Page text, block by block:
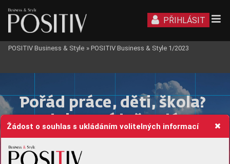
Žádost o souhlas s ukládáním volitelných informací
Pořád práce, děti, škola?
Uvolni se,Vídeň volá.
UJEĎTE
VLAKEM
PŘIHLÁSIT
POSITIV Business & Style » POSITIV Business & Style 1/2023